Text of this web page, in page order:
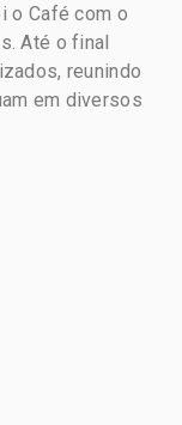
o Café com o
Até o final
reunindo
em diversos